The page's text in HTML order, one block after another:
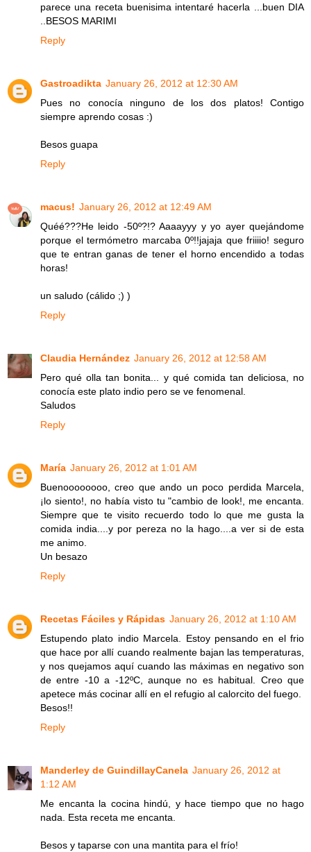
parece una receta buenisima intentaré hacerla ...buen DIA
..BESOS MARIMI
Reply
Gastroadikta January 26, 2012 at 12:30 AM
Pues no conocía ninguno de los dos platos! Contigo
siempre aprendo cosas :)
Besos guapa
Reply
macus! January 26, 2012 at 12:49 AM
Quéé???He leido -50º?!? Aaaayyy y yo ayer quejándome
porque el termómetro marcaba 0º!!jajaja que friiiio! seguro
que te entran ganas de tener el horno encendido a todas
horas!
un saludo (cálido ;) )
Reply
Claudia Hernández January 26, 2012 at 12:58 AM
Pero qué olla tan bonita... y qué comida tan deliciosa, no
conocía este plato indio pero se ve fenomenal.
Saludos
Reply
María January 26, 2012 at 1:01 AM
Buenoooooooo, creo que ando un poco perdida Marcela,
¡lo siento!, no había visto tu "cambio de look!, me encanta.
Siempre que te visito recuerdo todo lo que me gusta la
comida india....y por pereza no la hago....a ver si de esta
me animo.
Un besazo
Reply
Recetas Fáciles y Rápidas January 26, 2012 at 1:10 AM
Estupendo plato indio Marcela. Estoy pensando en el frio
que hace por allí cuando realmente bajan las temperaturas,
y nos quejamos aquí cuando las máximas en negativo son
de entre -10 a -12ºC, aunque no es habitual. Creo que
apetece más cocinar allí en el refugio al calorcito del fuego.
Besos!!
Reply
Manderley de GuindillayCanela January 26, 2012 at
1:12 AM
Me encanta la cocina hindú, y hace tiempo que no hago
nada. Esta receta me encanta.
Besos y taparse con una mantita para el frío!